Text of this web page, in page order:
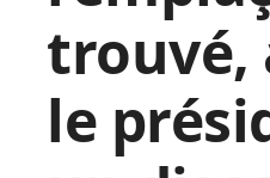
trouvé,
le